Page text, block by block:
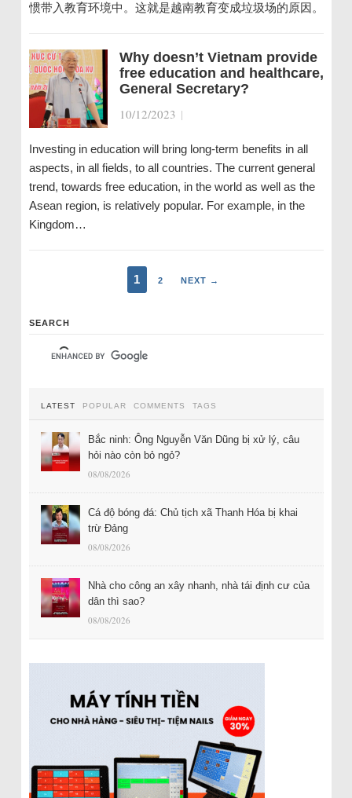
惯带入教育环境中。这就是越南教育变成垃圾场的原因。
Why doesn’t Vietnam provide
free education and healthcare,
General Secretary?
10/12/2023 |
Investing in education will bring long-term benefits in all
aspects, in all fields, to all countries. The current general
trend, towards free education, in the world as well as the
Asean region, is relatively popular. For example, in the
Kingdom…
1 2 NEXT →
SEARCH
LATEST POPULAR COMMENTS TAGS
Bắc ninh: Ông Nguyễn Văn Dũng bị xử lý, câu
hỏi nào còn bỏ ngỏ?
08/08/2026
Cá độ bóng đá: Chủ tịch xã Thanh Hóa bị khai
trừ Đảng
08/08/2026
Nhà cho công an xây nhanh, nhà tái định cư của
dân thì sao?
08/08/2026